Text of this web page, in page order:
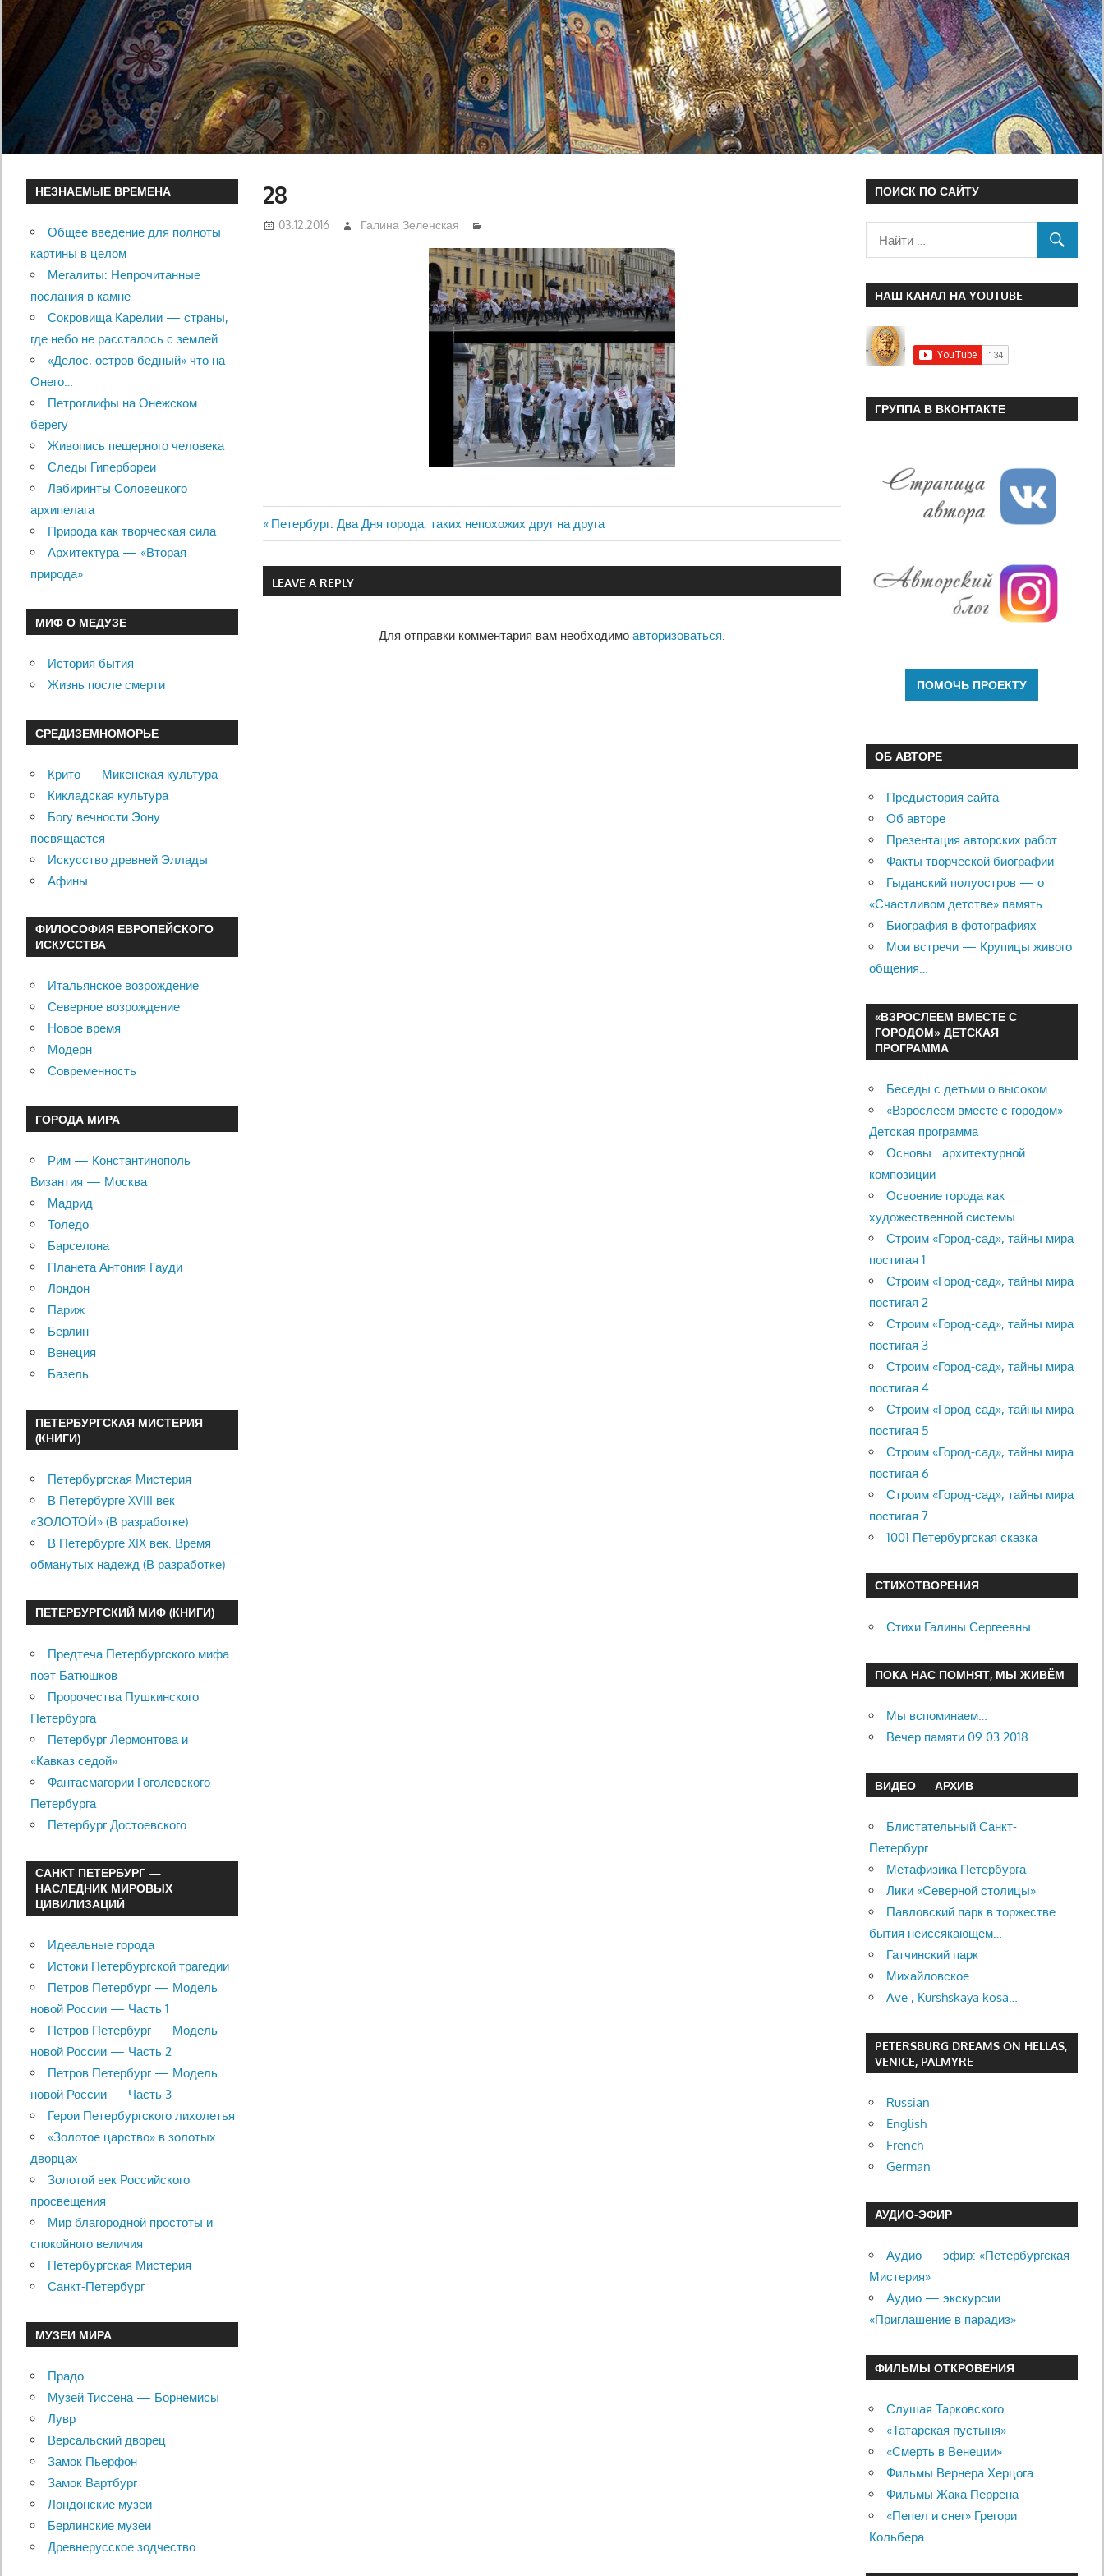
28
03.12.2016 Галина Зеленская
Навигация
по
Previous
Post:
Петербург: Два Дня города, таких непохожих друг на друга
LEAVE A REPLY
Для отправки комментария вам необходимо авторизоваться.
НЕЗНАЕМЫЕ ВРЕМЕНА
Общее введение для полноты
картины в целом
Мегалиты: Непрочитанные
послания в камне
Сокровища Карелии — страны,
где небо не рассталось с землей
«Делос, остров бедный» что на
Онего…
Петроглифы на Онежском
берегу
Живопись пещерного человека
Следы Гипербореи
Лабиринты Соловецкого
архипелага
Природа как творческая сила
Архитектура — «Вторая
природа»
МИФ О МЕДУЗЕ
История бытия
Жизнь после смерти
СРЕДИЗЕМНОМОРЬЕ
Крито — Микенская культура
Кикладская культура
Богу вечности Эону
посвящается
Искусство древней Эллады
Афины
ФИЛОСОФИЯ ЕВРОПЕЙСКОГО
ИСКУССТВА
Итальянское возрождение
Северное возрождение
Новое время
Модерн
Современность
ГОРОДА МИРА
Рим — Константинополь
Византия — Москва
Мадрид
Толедо
Барселона
Планета Антония Гауди
Лондон
Париж
Берлин
Венеция
Базель
ПЕТЕРБУРГСКАЯ МИСТЕРИЯ
(КНИГИ)
Петербургская Мистерия
В Петербурге XVIII век
«ЗОЛОТОЙ» (В разработке)
В Петербурге XIX век. Время
обманутых надежд (В разработке)
ПЕТЕРБУРГСКИЙ МИФ (КНИГИ)
Предтеча Петербургского мифа
поэт Батюшков
Пророчества Пушкинского
Петербурга
Петербург Лермонтова и
«Кавказ седой»
Фантасмагории Гоголевского
Петербурга
Петербург Достоевского
САНКТ ПЕТЕРБУРГ —
НАСЛЕДНИК МИРОВЫХ
ЦИВИЛИЗАЦИЙ
Идеальные города
Истоки Петербургской трагедии
Петров Петербург — Модель
новой России — Часть 1
Петров Петербург — Модель
новой России — Часть 2
Петров Петербург — Модель
новой России — Часть 3
Герои Петербургского лихолетья
«Золотое царство» в золотых
дворцах
Золотой век Российского
просвещения
Мир благородной простоты и
спокойного величия
Петербургская Мистерия
Санкт-Петербург
МУЗЕИ МИРА
Прадо
Музей Тиссена — Борнемисы
Лувр
Версальский дворец
Замок Пьерфон
Замок Вартбург
Лондонские музеи
Берлинские музеи
Древнерусское зодчество
ПОИСК ПО САЙТУ
НАШ КАНАЛ НА YOUTUBE
ГРУППА В ВКОНТАКТЕ
ОБ АВТОРЕ
Предыстория сайта
Об авторе
Презентация авторских работ
Факты творческой биографии
Гыданский полуостров — о
«Счастливом детстве» память
Биография в фотографиях
Мои встречи — Крупицы живого
общения…
«ВЗРОСЛЕЕМ ВМЕСТЕ С
ГОРОДОМ» ДЕТСКАЯ
ПРОГРАММА
Беседы с детьми о высоком
«Взрослеем вместе с городом»
Детская программа
Основы архитектурной
композиции
Освоение города как
художественной системы
Строим «Город-сад», тайны мира
постигая 1
Строим «Город-сад», тайны мира
постигая 2
Строим «Город-сад», тайны мира
постигая 3
Строим «Город-сад», тайны мира
постигая 4
Строим «Город-сад», тайны мира
постигая 5
Строим «Город-сад», тайны мира
постигая 6
Строим «Город-сад», тайны мира
постигая 7
1001 Петербургская сказка
СТИХОТВОРЕНИЯ
Стихи Галины Сергеевны
ПОКА НАС ПОМНЯТ, МЫ ЖИВЁМ
Мы вспоминаем…
Вечер памяти 09.03.2018
ВИДЕО — АРХИВ
Блистательный Санкт-
Петербург
Метафизика Петербурга
Лики «Северной столицы»
Павловский парк в торжестве
бытия неиссякающем…
Гатчинский парк
Михайловское
Ave , Kurshskaya kosa…
PETERSBURG DREAMS ON HELLAS,
VENICE, PALMYRE
Russian
English
French
German
АУДИО-ЭФИР
Аудио — эфир: «Петербургская
Мистерия»
Аудио — экскурсии
«Приглашение в парадиз»
ФИЛЬМЫ ОТКРОВЕНИЯ
Слушая Тарковского
«Татарская пустыня»
«Смерть в Венеции»
Фильмы Вернера Херцога
Фильмы Жака Перрена
«Пепел и снег» Грегори
Кольбера